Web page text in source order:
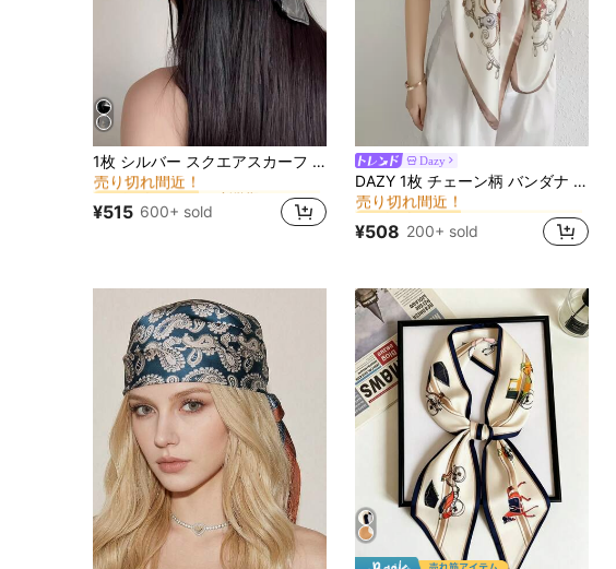
1枚 シルバー スクエアスカーフ レディース ヘッドスカーフ トラベル ネックデコレーション 日よけ シルクスカーフ Y2K ヒップホップ ストリートダンス ハンドデコレーション
#6 ベストセラー に 新学期セール ウィメンズスカーフ&スカーフアクセサリー
売り切れ間近！
#6 ベストセラー
売り切れ間近！
#6 ベストセラー
売り切れ間近！
#6 ベストセラー に 新学期セール ウィメンズスカーフ&スカーフアクセサリー
¥515 600+ sold
Dazy
DAZY 1枚 チェーン柄 バンダナ スカーフ ヘアバンド ヘッドバンド レディース ファッション小物 スクールユース
#6 ベストセラー
売り切れ間近！
#6 ベストセラー
売り切れ間近！
#6 ベストセラー
売り切れ間近！
#6 ベストセラー チェーン ウィメンズスカーフ&スカーフアクセサリー
¥508 200+ sold